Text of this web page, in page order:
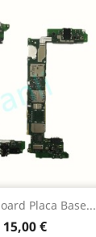
Placa Base...
15,00 €